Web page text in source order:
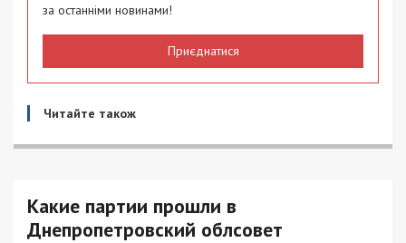
за останніми новинами!
Приєднатися
Читайте також
Какие партии прошли в
Днепропетровский облсовет